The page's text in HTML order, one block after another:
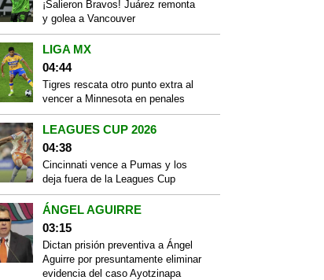
¡Salieron Bravos! Juárez remonta
y golea a Vancouver
LIGA MX
04:44
Tigres rescata otro punto extra al
vencer a Minnesota en penales
LEAGUES CUP 2026
04:38
Cincinnati vence a Pumas y los
deja fuera de la Leagues Cup
ÁNGEL AGUIRRE
03:15
Dictan prisión preventiva a Ángel
Aguirre por presuntamente eliminar
evidencia del caso Ayotzinapa